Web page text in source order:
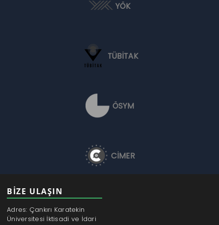
YÖK
TÜBİTAK
ÖSYM
CİMER
BİZE ULAŞIN
Adres: Çankırı Karatekin
Üniversitesi İktisadi ve İdari